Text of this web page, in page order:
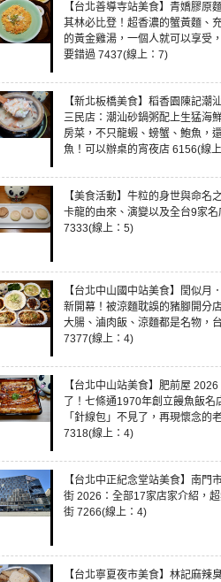
【台北善導寺站美食】青嬌膠原
其林必比登！超香濃的蟹黃麵、
的黃金雞湯，一個人就可以享受
要錯過 7437(線上：7)
【新北板橋美食】稻香園陳記潮
三民店：潮汕砂鍋粥配上生猛海
房菜，不只龍蝦、螃蟹、鮑魚，
魚！可以辦桌的宵夜店 6156(線
【美食活動】牛粒的身世與命名
卡龍的由來、演變以及全台9家名
7333(線上：5)
【台北中山國中站美食】閏似月
新開幕！被涼麵耽誤的豬腳開分
大腸、滷肉飯、涼麵都是名物，
7377(線上：4)
【台北中山站美食】肥前屋
了！七條通1970年創立饅魚飯名
「針線包」不見了，再現懷念的
7318(線上：4)
【台北中正紀念堂站美食】南門
街 2026：全部17家店家介紹，
街 7266(線上：4)
【台北寧夏夜市美食】林記麻辣